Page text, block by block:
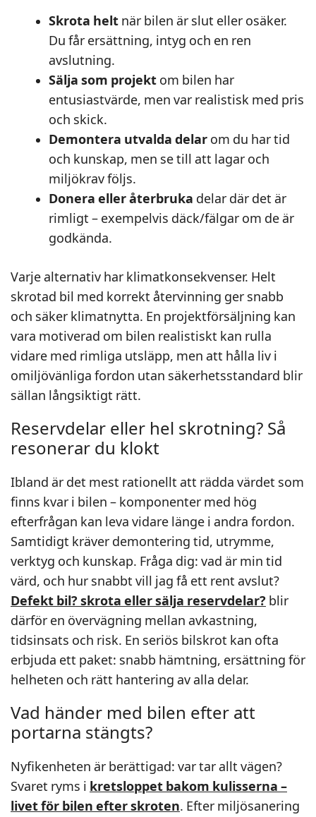
Skrota helt när bilen är slut eller osäker.
Du får ersättning, intyg och en ren
avslutning.
Sälja som projekt om bilen har
entusiastvärde, men var realistisk med pris
och skick.
Demontera utvalda delar om du har tid
och kunskap, men se till att lagar och
miljökrav följs.
Donera eller återbruka delar där det är
rimligt – exempelvis däck/fälgar om de är
godkända.
Varje alternativ har klimatkonsekvenser. Helt
skrotad bil med korrekt återvinning ger snabb
och säker klimatnytta. En projektförsäljning kan
vara motiverad om bilen realistiskt kan rulla
vidare med rimliga utsläpp, men att hålla liv i
omiljövänliga fordon utan säkerhetsstandard blir
sällan långsiktigt rätt.
Reservdelar eller hel skrotning? Så
resonerar du klokt
Ibland är det mest rationellt att rädda värdet som
finns kvar i bilen – komponenter med hög
efterfrågan kan leva vidare länge i andra fordon.
Samtidigt kräver demontering tid, utrymme,
verktyg och kunskap. Fråga dig: vad är min tid
värd, och hur snabbt vill jag få ett rent avslut?
Defekt bil? skrota eller sälja reservdelar? blir
därför en övervägning mellan avkastning,
tidsinsats och risk. En seriös bilskrot kan ofta
erbjuda ett paket: snabb hämtning, ersättning för
helheten och rätt hantering av alla delar.
Vad händer med bilen efter att
portarna stängts?
Nyfikenheten är berättigad: var tar allt vägen?
Svaret ryms i kretsloppet bakom kulisserna –
livet för bilen efter skroten. Efter miljösanering